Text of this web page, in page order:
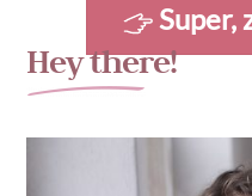
Super,
Hey there!